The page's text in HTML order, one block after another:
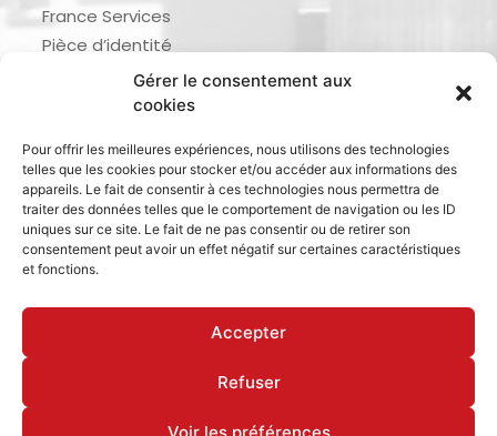
Gérer le consentement aux
cookies
Pour offrir les meilleures expériences, nous utilisons des technologies
telles que les cookies pour stocker et/ou accéder aux informations des
appareils. Le fait de consentir à ces technologies nous permettra de
traiter des données telles que le comportement de navigation ou les ID
uniques sur ce site. Le fait de ne pas consentir ou de retirer son
consentement peut avoir un effet négatif sur certaines caractéristiques
et fonctions.
Accepter
Refuser
Voir les préférences
France Services
Pièce d’identité
Demande d’actes d’état civil
Inscription listes électorales
Recensement militaire
Le journal de ma ville
Gestion des déchets
Mentions légales & politique de confidentialité
Déclaration d’accessibilité